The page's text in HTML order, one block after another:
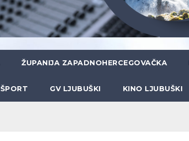
ŽUPANIJA ZAPADNOHERCEGOVAČKA
ŠPORT GV LJUBUŠKI KINO LJUBUŠKI